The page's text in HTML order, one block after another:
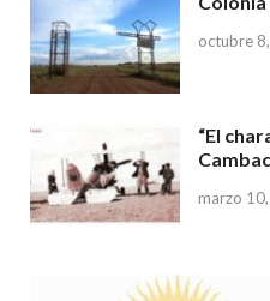
octubre
“El
marzo